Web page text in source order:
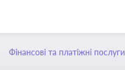
Фінансові та платіжні послуги